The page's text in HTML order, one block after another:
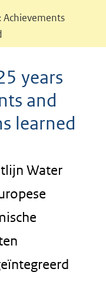
Achievements
years
and
learned
Water